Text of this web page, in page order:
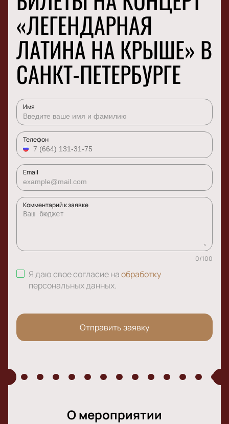
«ЛЕГЕНДАРНАЯ
ЛАТИНА НА КРЫШЕ» В
САНКТ-ПЕТЕРБУРГЕ
Имя
Телефон
Email
Комментарий к заявке
0/100
Я даю свое согласие наобработку
персональных данных.
Отправить заявку
О мероприятии